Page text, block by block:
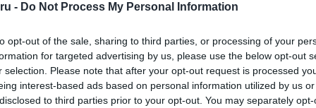
- Do Not Process My Personal Information
opt-out of the sale, sharing to third parties, or processing of your
for targeted advertising by us, please use the below opt-out
selection. Please note that after your opt-out request is processed
interest-based ads based on personal information utilized by us
to third parties prior to your opt-out. You may separately
84
Min. háttértár Nincs
ADATCSERE
GPRS Van